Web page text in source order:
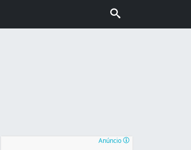
do Nordeste, Sudeste, Norte e Sul do
Anúncio